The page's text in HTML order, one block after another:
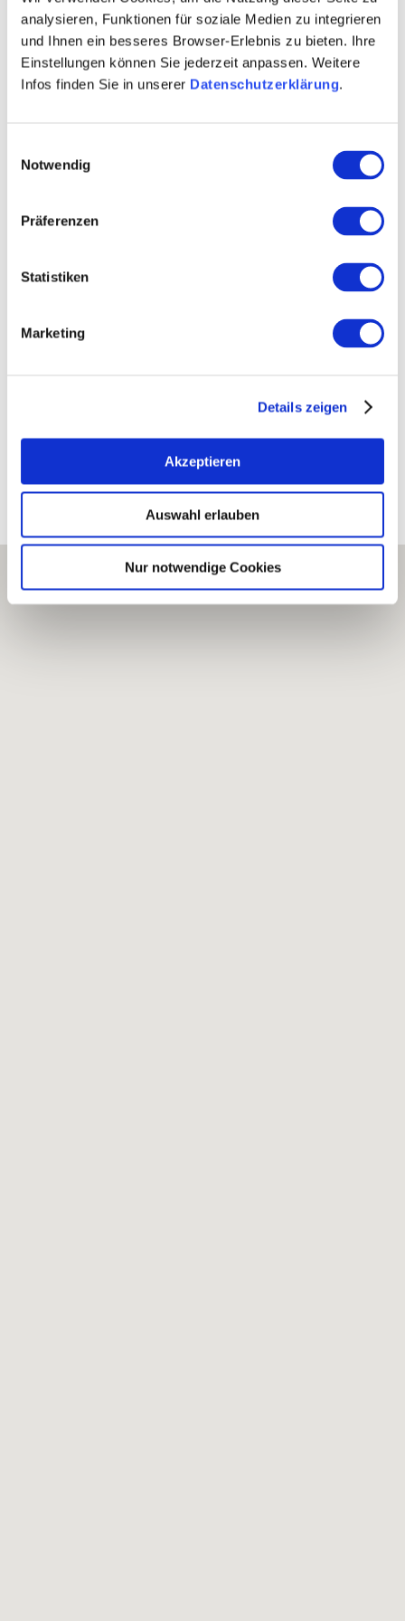
analysieren, Funktionen für soziale Medien zu integrieren
und Ihnen ein besseres Browser-Erlebnis zu bieten. Ihre
Einstellungen können Sie jederzeit anpassen. Weitere
Infos finden Sie in unserer Datenschutzerklärung.
Notwendig
Präferenzen
Statistiken
Marketing
Details zeigen
Akzeptieren
Auswahl erlauben
Nur notwendige Cookies
Über uns
Winzersekt
Kontaktinformationen:
Maik Hahn
Tel: (0049) 6244 905963
Bearbeitete Weinlagen